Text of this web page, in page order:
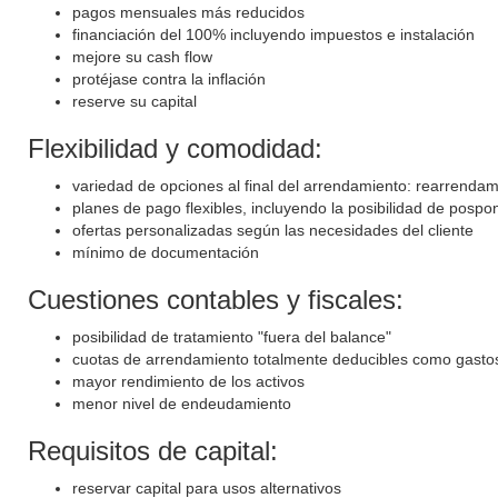
pagos mensuales más reducidos
financiación del 100% incluyendo impuestos e instalación
mejore su cash flow
protéjase contra la inflación
reserve su capital
Flexibilidad y comodidad:
variedad de opciones al final del arrendamiento:
planes de pago flexibles, incluyendo la posibilidad de
ofertas personalizadas según las necesidades del cliente
mínimo de documentación
Cuestiones contables y fiscales:
posibilidad de tratamiento "fuera del balance"
cuotas de arrendamiento totalmente deducibles como
mayor rendimiento de los activos
menor nivel de endeudamiento
Requisitos de capital:
reservar capital para usos alternativos